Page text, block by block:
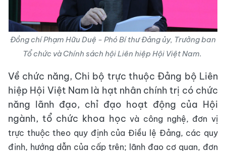
Đồng chí Phạm Hữu Duệ - Phó Bí thư Đảng ủy, Trưởng ban
Tổ chức và Chính sách hội Liên hiệp Hội Việt Nam.
Về chức năng, Chi bộ trực thuộc Đảng bộ Liên
hiệp Hội Việt Nam là hạt nhân chính trị có chức
năng lãnh đạo, chỉ đạo hoạt động của Hội
ngành, tổ chức khoa họcvà công nghệ, đơn vị
trực thuộc theo quy định của Điều lệ Đảng, các quy
định, hướng dẫn của cấp trên; lãnh đạo cơ quan, đơn